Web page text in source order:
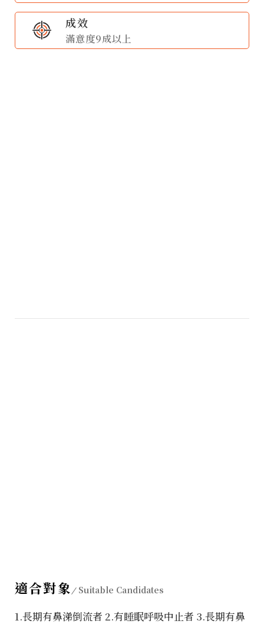
成效
滿意度9成以上
適合對象 Suitable Candidates
1.長期有鼻涕倒流者 2.有睡眠呼吸中止者 3.長期有鼻